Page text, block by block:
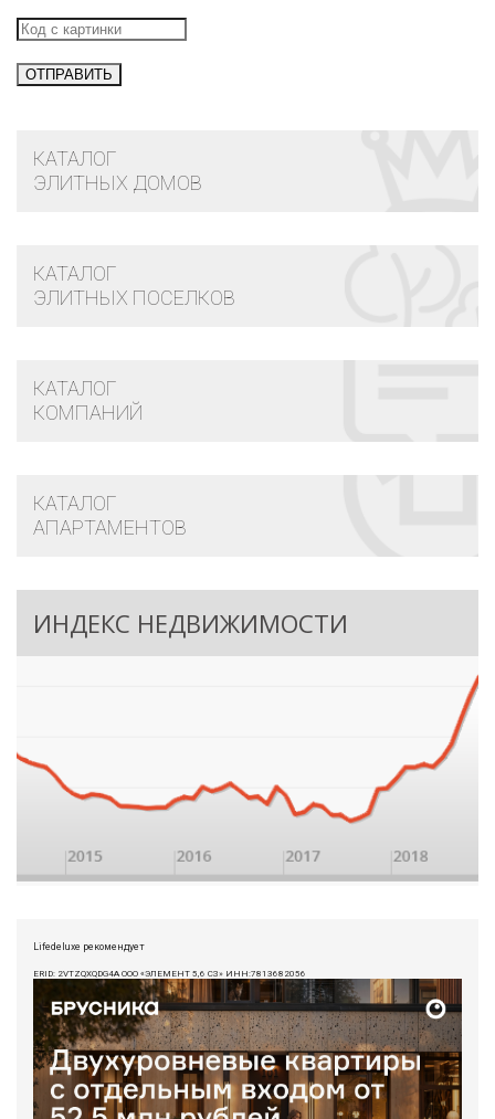
КАТАЛОГ
ЭЛИТНЫХ ДОМОВ
КАТАЛОГ
ЭЛИТНЫХ ПОСЕЛКОВ
КАТАЛОГ
КОМПАНИЙ
КАТАЛОГ
АПАРТАМЕНТОВ
ИНДЕКС НЕДВИЖИМОСТИ
Lifedeluxe рекомендует
ERID: 2VTZQXQDG4A ООО «ЭЛЕМЕНТ 5,6 СЗ» ИНН:7813682056